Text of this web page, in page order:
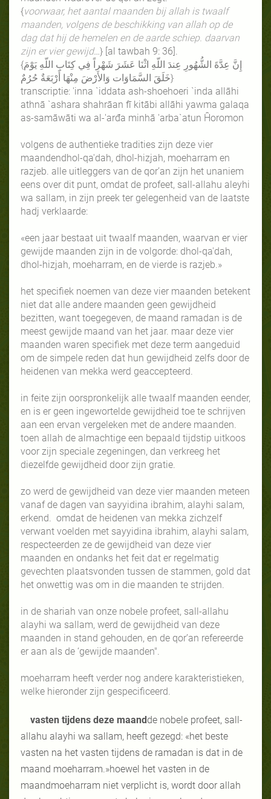
{voorwaar, het aantal maanden bij allah is twaalf
maanden, volgens de beschikking van allah op de
dag dat hij de hemelen en de aarde schiep. daarvan
zijn er vier gewijd…} [al tawbah 9: 36].
{إِنَّ عِدَّةَ الشُّهُورِ عِندَ اللّهِ اثْنَا عَشَرَ شَهْراً فِي كِتَابِ اللّهِ يَوْمَ
خَلَقَ السَّمَاوَات وَالأَرْضَ مِنْهَا أَرْبَعَةٌ حُرُمٌ}
transcriptie: 'inna `iddata ash-shoehoeri `inda allāhi
athnā `ashara shahrāan fī kitābi allāhi yawma galaqa
as-samāwāti wa al-'arđa minhā 'arba`atun Ĥoromon
volgens de authentieke tradities zijn deze vier
maandendhol-qa'dah, dhol-hizjah, moeharram en
razjeb. alle uitleggers van de qor’an zijn het unaniem
eens over dit punt, omdat de profeet, sall-allahu aleyhi
wa sallam, in zijn preek ter gelegenheid van de laatste
hadj verklaarde:
«een jaar bestaat uit twaalf maanden, waarvan er vier
gewijde maanden zijn in de volgorde: dhol-qa'dah,
dhol-hizjah, moeharram, en de vierde is razjeb.»
het specifiek noemen van deze vier maanden betekent
niet dat alle andere maanden geen gewijdheid
bezitten, want toegegeven, de maand ramadan is de
meest gewijde maand van het jaar. maar deze vier
maanden waren specifiek met deze term aangeduid
om de simpele reden dat hun gewijdheid zelfs door de
heidenen van mekka werd geaccepteerd.
in feite zijn oorspronkelijk alle twaalf maanden eender,
en is er geen ingewortelde gewijdheid toe te schrijven
aan een ervan vergeleken met de andere maanden.
toen allah de almachtige een bepaald tijdstip uitkoos
voor zijn speciale zegeningen, dan verkreeg het
diezelfde gewijdheid door zijn gratie.
zo werd de gewijdheid van deze vier maanden meteen
vanaf de dagen van sayyidina ibrahim, alayhi salam,
erkend. omdat de heidenen van mekka zichzelf
verwant voelden met sayyidina ibrahim, alayhi salam,
respecteerden ze de gewijdheid van deze vier
maanden en ondanks het feit dat er regelmatig
gevechten plaatsvonden tussen de stammen, gold dat
het onwettig was om in die maanden te strijden.
in de shariah van onze nobele profeet, sall-allahu
alayhi wa sallam, werd de gewijdheid van deze
maanden in stand gehouden, en de qor’an refereerde
er aan als de ‘gewijde maanden".
moeharram heeft verder nog andere karakteristieken,
welke hieronder zijn gespecificeerd.
vasten tijdens deze maandde nobele profeet, sall-
allahu alayhi wa sallam, heeft gezegd: «het beste
vasten na het vasten tijdens de ramadan is dat in de
maand moeharram.»hoewel het vasten in de
maandmoeharram niet verplicht is, wordt door allah